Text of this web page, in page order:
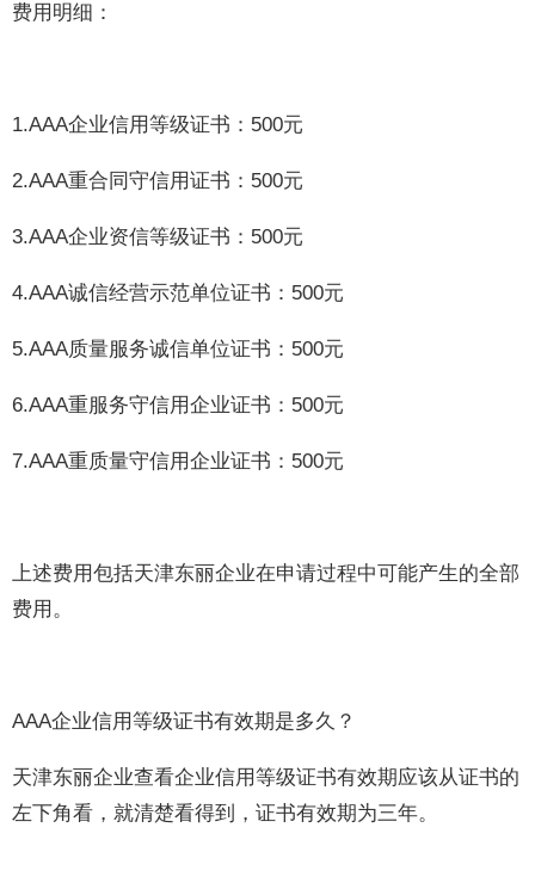
费用明细：
1.AAA企业信用等级证书：500元
2.AAA重合同守信用证书：500元
3.AAA企业资信等级证书：500元
4.AAA诚信经营示范单位证书：500元
5.AAA质量服务诚信单位证书：500元
6.AAA重服务守信用企业证书：500元
7.AAA重质量守信用企业证书：500元
上述费用包括天津东丽企业在申请过程中可能产生的全部
费用。
AAA企业信用等级证书有效期是多久？
天津东丽企业查看企业信用等级证书有效期应该从证书的
左下角看，就清楚看得到，证书有效期为三年。